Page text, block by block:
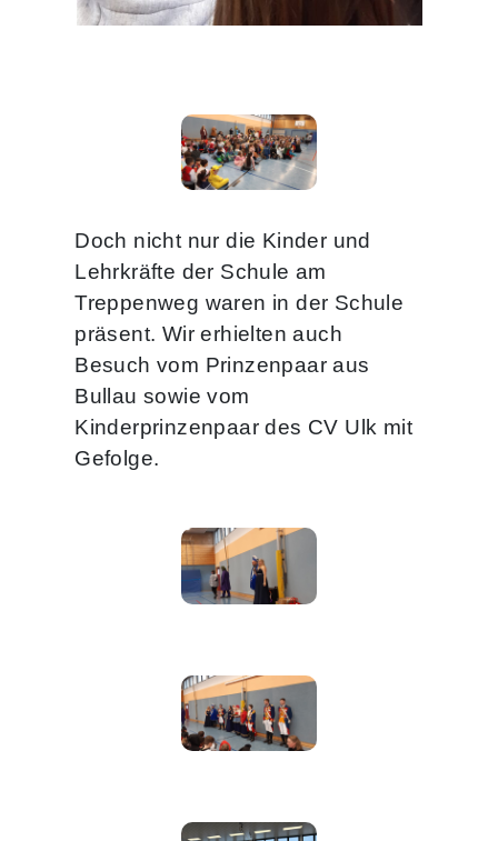
Doch nicht nur die Kinder und
Lehrkräfte der Schule am
Treppenweg waren in der Schule
präsent. Wir erhielten auch
Besuch vom Prinzenpaar aus
Bullau sowie vom
Kinderprinzenpaar des CV Ulk mit
Gefolge.